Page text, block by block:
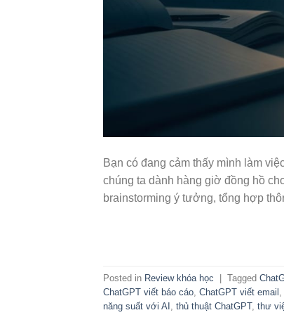
Bạn có đang cảm thấy mình làm
chúng ta dành hàng giờ đồng hồ
brainstorming ý tưởng, tổng hợp
Posted in Review khóa học Tagged
ChatGPT viết báo cáo ChatGPT viết email
năng suất với AI
thủ thuật ChatGPT, thư